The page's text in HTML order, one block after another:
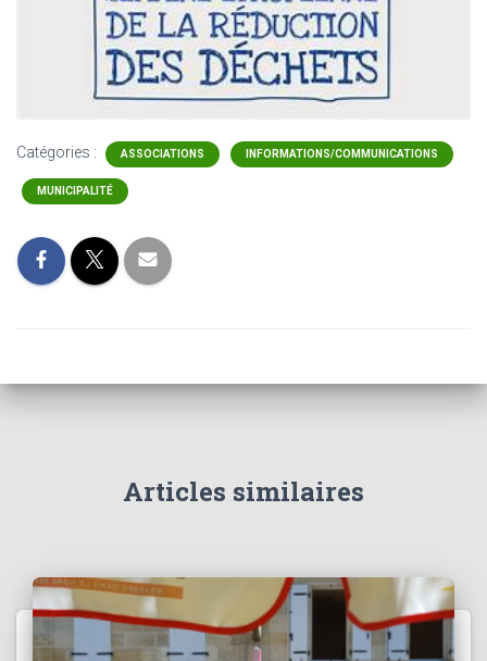
Catégories : ASSOCIATIONS INFORMATIONS/COMMUNICATIONS
MUNICIPALITÉ
Articles similaires